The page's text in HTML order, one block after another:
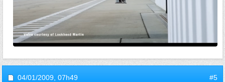
04/01/2009, 07h49 #5